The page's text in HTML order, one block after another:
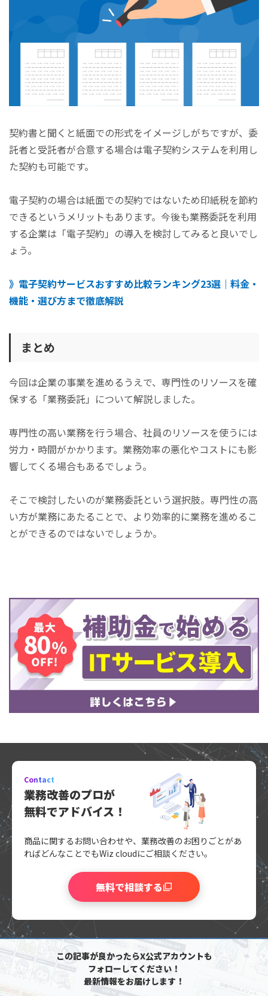
契約書と聞くと紙面での形式をイメージしがちですが、委
託者と受託者が合意する場合は電子契約システムを利用し
た契約も可能です。
電子契約の場合は紙面での契約ではないため印紙税を節約
できるというメリットもあります。今後も業務委託を利用
する企業は「電子契約」の導入を検討してみると良いでし
ょう。
》電子契約サービスおすすめ比較ランキング23選｜料金・
機能・選び方まで徹底解説
まとめ
今回は企業の事業を進めるうえで、専門性のリソースを確
保する「業務委託」について解説しました。
専門性の高い業務を行う場合、社員のリソースを使うには
労力・時間がかかります。業務効率の悪化やコストにも影
響してくる場合もあるでしょう。
そこで検討したいのが業務委託という選択肢。専門性の高
い方が業務にあたることで、より効率的に業務を進めるこ
とができるのではないでしょうか。
Contact
業務改善のプロが
無料でアドバイス！
商品に関するお問い合わせや、業務改善のお困りごとがあ
ればどんなことでもWiz cloudにご相談ください。
無料で相談する
この記事が良かったらX公式アカウントも
フォローしてください！
最新情報をお届けします！